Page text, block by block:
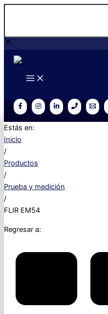
IrBuscar...
Estás en:
Inicio
/
Productos
/
Prueba y medición
/
FLIR EM54
Regresar a: